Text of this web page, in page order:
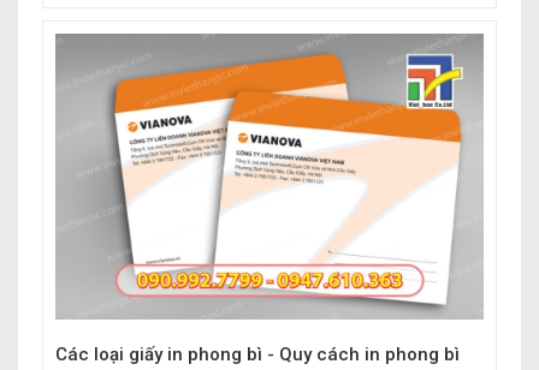
Các loại giấy in phong bì - Quy cách in phong bì